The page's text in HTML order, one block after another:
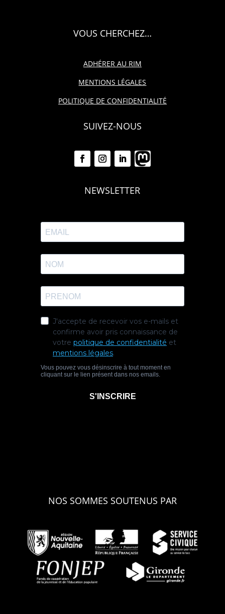
VOUS CHERCHEZ…
ADHÉRER AU RIM
MENTIONS LÉGALES
POLITIQUE DE CONFIDENTIALITÉ
SUIVEZ-NOUS
NEWSLETTER
NOS SOMMES SOUTENUS PAR